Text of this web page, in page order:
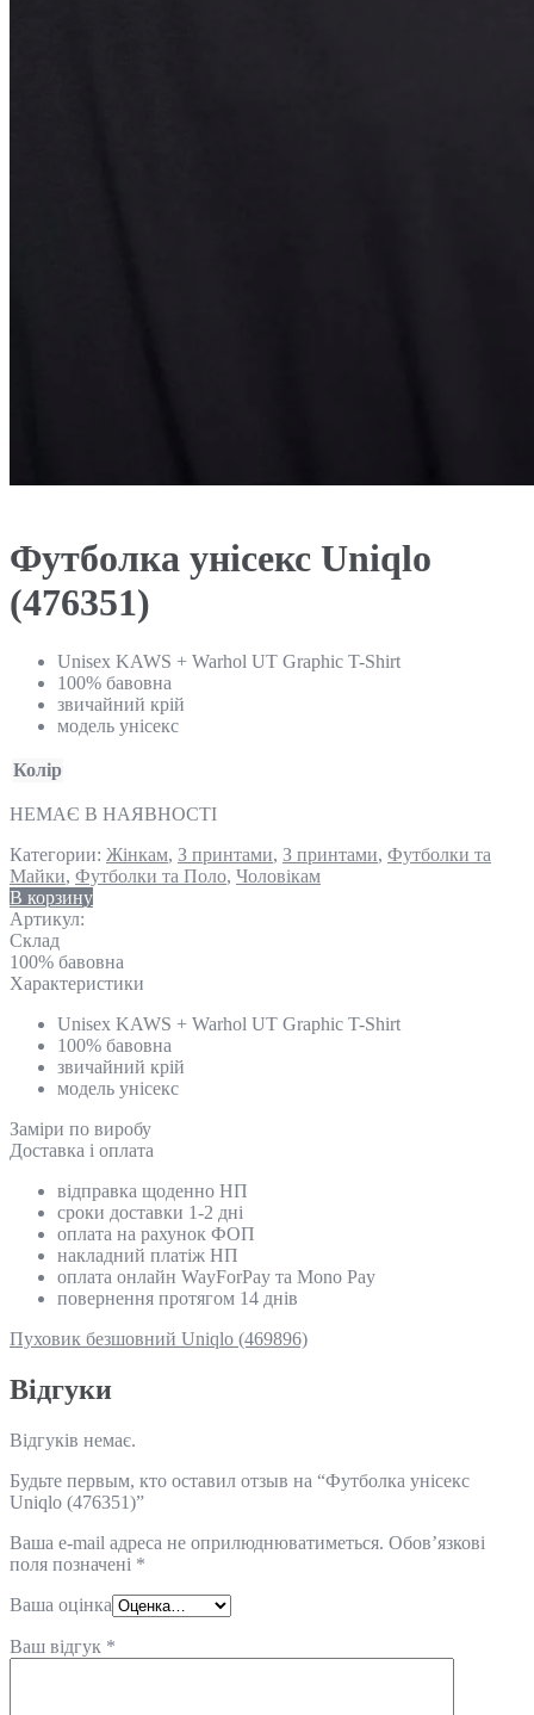
Футболка унісекс Uniqlo
(476351)
Unisex KAWS + Warhol UT Graphic T-Shirt
100% бавовна
звичайний крій
модель унісекс
Колір
НЕМАЄ В НАЯВНОСТІ
Категории: Жінкам, З принтами, З принтами, Футболки та
Майки, Футболки та Поло, Чоловікам
В корзину
Артикул:
Склад
100% бавовна
Характеристики
Unisex KAWS + Warhol UT Graphic T-Shirt
100% бавовна
звичайний крій
модель унісекс
Замiри по виробу
Доставка і оплата
відправка щоденно НП
сроки доставки 1-2 дні
оплата на рахунок ФОП
накладний платіж НП
оплата онлайн WayForPay та Mono Pay
повернення протягом 14 днів
Пуховик безшовний Uniqlo (469896)
Відгуки
Відгуків немає.
Будьте первым, кто оставил отзыв на “Футболка унісекс
Uniqlo (476351)”
Ваша e-mail адреса не оприлюднюватиметься. Обов’язкові
поля позначені *
Ваша оцінка
Ваш відгук *